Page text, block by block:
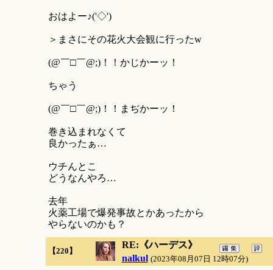
おはよー♪('◇')ゝ
＞まさにその花火大会観に行ったw
(@￣□￣@;)！！かじかーッ！
ちゃう
(@￣□￣@;)！！まぢかーッ！
巻き込まれなくて
良かったぁ…
ウチんとこ
どうなんやろ…
去年
火薬工場で爆発事故とかあったから
やらないのかも？
【220】
RE:《ハーデス》
nalkul (2023年08月07日 12時07分)